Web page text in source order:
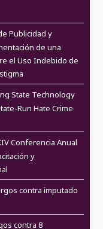
Publicidad y
de una
el Uso Indebido de
State Technology
Run Hate Crime
Conferencia Anual
y
contra imputado
contra 8